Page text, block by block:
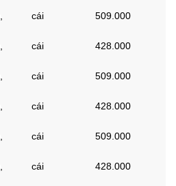
cái 509.000
cái 428.000
cái 509.000
cái 428.000
cái 509.000
cái 428.000